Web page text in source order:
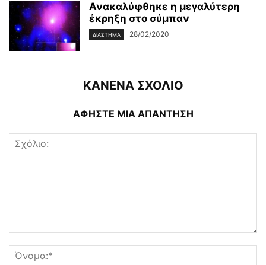
Ανακαλύφθηκε η μεγαλύτερη
έκρηξη στο σύμπαν
ΔΙΆΣΤΗΜΑ 28/02/2020
ΚΑΝΕΝΑ ΣΧΟΛΙΟ
ΑΦΗΣΤΕ ΜΙΑ ΑΠΑΝΤΗΣΗ